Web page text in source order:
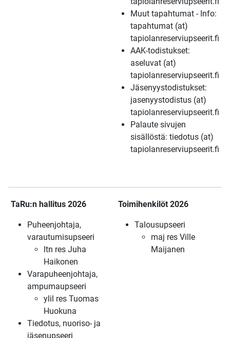
Muut tapahtumat - Info:
tapahtumat (at)
tapiolanreserviupseerit.fi
AAK-todistukset:
aseluvat (at)
tapiolanreserviupseerit.fi
Jäsenyystodistukset:
jasenyystodistus (at)
tapiolanreserviupseerit.fi
Palaute sivujen
sisällöstä: tiedotus (at)
tapiolanreserviupseerit.fi
TaRu:n hallitus 2026
Puheenjohtaja,
varautumisupseeri
ltn res Juha
Haikonen
Varapuheenjohtaja,
ampumaupseeri
ylil res Tuomas
Huokuna
Tiedotus, nuoriso- ja
jäsenupseeri
Toimihenkilöt 2026
Talousupseeri
maj res Ville
Maijanen